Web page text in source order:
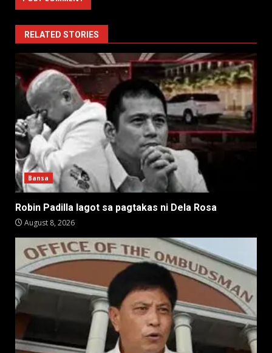
RELATED STORIES
Bansa
Robin Padilla lagot sa pagtakas ni Dela Rosa
August 8, 2026